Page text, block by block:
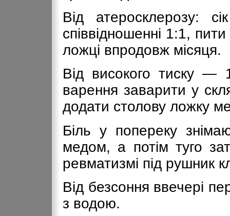
Від атеросклерозу:
співвідношенні 1:1,
ложці впродовж місяця.
Від високого тиску —
варення заварити у
додати столову ложку
Біль у попереку
медом, а потім туго
ревматизмі під рушник
Від безсоння ввечері
з водою.